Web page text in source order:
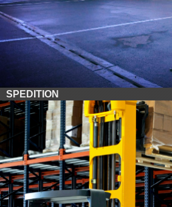
SPEDITION